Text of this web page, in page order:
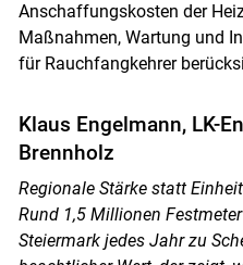
Anschaffungskosten der
Maßnahmen, Wartung und
für Rauchfangkehrer
Klaus Engelmann, LK-
Brennholz
Regionale Stärke statt
Rund 1,5 Millionen
Steiermark jedes Jahr zu